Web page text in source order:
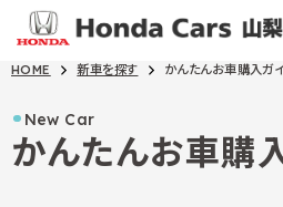
HOME 新車を探す かんたんお車購入ガ
New Car
かんたんお車購